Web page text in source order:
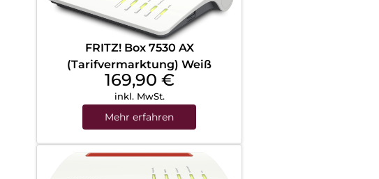
FRITZ! Box 7530 AX
(Tarifvermarktung) Weiß
169,90 €
inkl. MwSt.
Mehr erfahren